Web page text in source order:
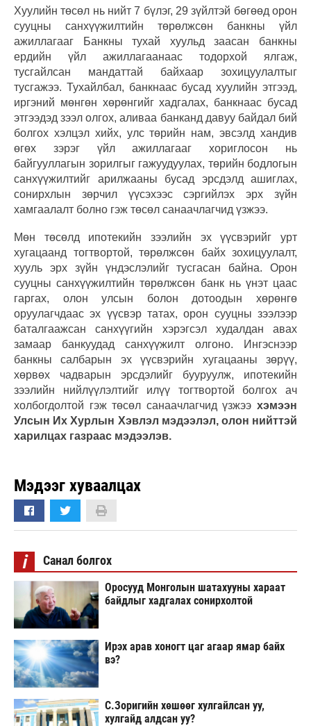
Хуулийн төсөл нь нийт 7 бүлэг, 29 зүйлтэй бөгөөд орон
сууцны санхүүжилтийн төрөлжсөн банкны үйл
ажиллагааг Банкны тухай хуульд заасан банкны
ердийн үйл ажиллагаанаас тодорхой ялгаж,
тусгайлсан мандаттай байхаар зохицуулалтыг
тусгажээ. Тухайлбал, банкнаас бусад хуулийн этгээд,
иргэний мөнгөн хөрөнгийг хадгалах, банкнаас бусад
этгээдэд зээл олгох, аливаа банканд давуу байдал бий
болгох хэлцэл хийх, улс төрийн нам, эвсэлд хандив
өгөх зэрэг үйл ажиллагааг хориглосон нь
байгууллагын зорилгыг гажуудуулах, төрийн бодлогын
санхүүжилтийг арилжааны бусад эрсдэлд ашиглах,
сонирхлын зөрчил үүсэхээс сэргийлэх эрх зүйн
хамгаалалт болно гэж төсөл санаачлагчид үзжээ.
Мөн төсөлд ипотекийн зээлийн эх үүсвэрийг урт
хугацаанд тогтвортой, төрөлжсөн байх зохицуулалт,
хууль эрх зүйн үндэслэлийг тусгасан байна. Орон
сууцны санхүүжилтийн төрөлжсөн банк нь үнэт цаас
гаргах, олон улсын болон дотоодын хөрөнгө
оруулагчдаас эх үүсвэр татах, орон сууцны зээлээр
баталгаажсан санхүүгийн хэрэгсэл худалдан авах
замаар банкуудад санхүүжилт олгоно. Ингэснээр
банкны салбарын эх үүсвэрийн хугацааны зөрүү,
хөрвөх чадварын эрсдэлийг бууруулж, ипотекийн
зээлийн нийлүүлэлтийг илүү тогтвортой болгох ач
холбогдолтой гэж төсөл санаачлагчид үзжээ хэмээн
Улсын Их Хурлын Хэвлэл мэдээлэл, олон нийттэй
харилцах газраас мэдээлэв.
Мэдээг хуваалцах
i Санал болгох
Оросууд Монголын шатахууны хараат
байдлыг хадгалах сонирхолтой
Ирэх арав хоногт цаг агаар ямар байх
вэ?
С.Зоригийн хөшөөг хулгайлсан уу,
хулгайд алдсан уу?